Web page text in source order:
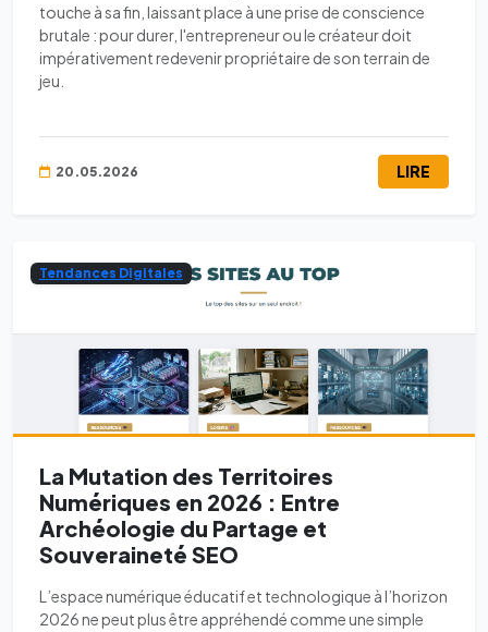
touche à sa fin, laissant place à une prise de conscience
brutale : pour durer, l'entrepreneur ou le créateur doit
impérativement redevenir propriétaire de son terrain de
jeu.
20.05.2026 LIRE
Tendances Digitales
La Mutation des Territoires
Numériques en 2026 : Entre
Archéologie du Partage et
Souveraineté SEO
L’espace numérique éducatif et technologique à l’horizon
2026 ne peut plus être appréhendé comme une simple